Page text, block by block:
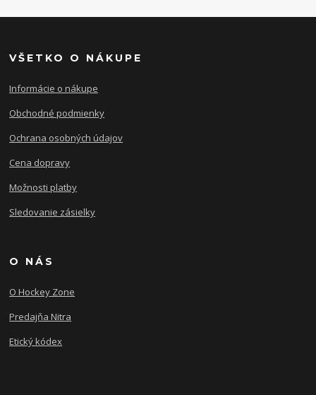
VŠETKO O NÁKUPE
Informácie o nákupe
Obchodné podmienky
Ochrana osobných údajov
Cena dopravy
Možnosti platby
Sledovanie zásielky
O NÁS
O Hockey Zone
Predajňa Nitra
Etický kódex